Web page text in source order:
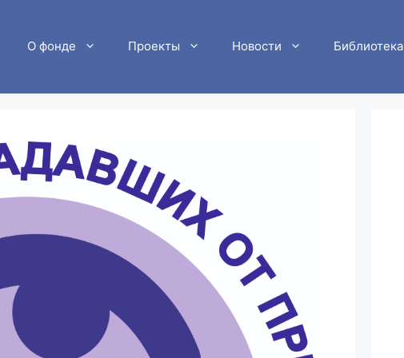
О фонде Проекты Новости Библиотека